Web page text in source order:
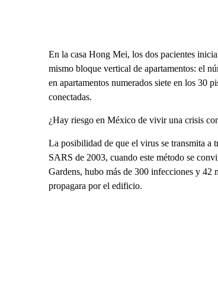
En la casa Hong Mei, los dos pacientes
mismo bloque vertical de apartamentos: el
en apartamentos numerados siete en los 30
conectadas.
¿Hay riesgo en México de vivir una crisis
La posibilidad de que el virus se transmita a
SARS de 2003, cuando este método se
Gardens, hubo más de 300 infecciones y 42
propagara por el edificio.